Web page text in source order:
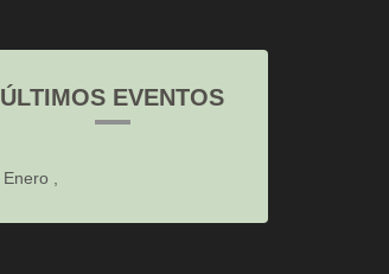
ÚLTIMOS EVENTOS
Enero ,